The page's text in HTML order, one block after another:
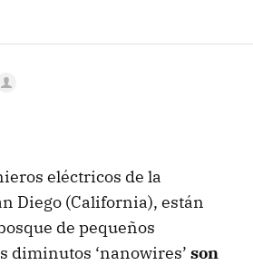
eléctricos de la
Diego (California), están
de pequeños
diminutos ‘nanowires’ son